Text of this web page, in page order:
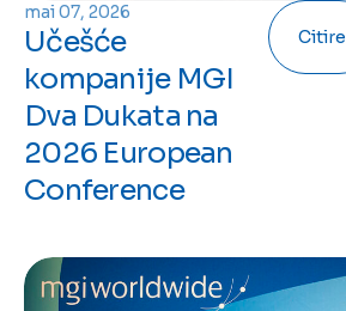
mai 07, 2026
Učešće
kompanije MGI
Dva Dukata na
2026 European
Conference
Citire